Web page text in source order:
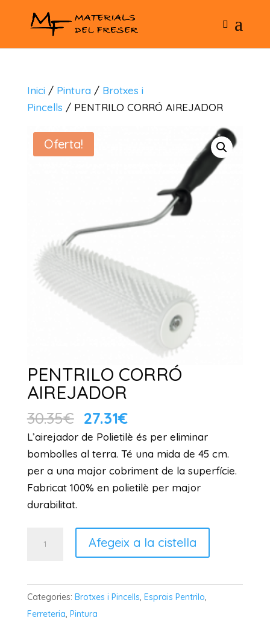
Inici / Pintura / Brotxes i
Pincells / PENTRILO CORRÓ AIREJADOR
Oferta!
PENTRILO CORRÓ
AIREJADOR
30.35€ El
preu
original
era:
30.35€.
27.31€El
preu
actual
és:
27.31€.
L’airejador de Polietilè és per eliminar
bombolles al terra. Té una mida de 45 cm.
per a una major cobriment de la superfície.
Fabricat 100% en polietilè per major
durabilitat.
CORRÓ
AIREJADOR
Afegeix a la cistella
Categories: Brotxes i Pincells, Esprais Pentrilo,
Ferreteria, Pintura